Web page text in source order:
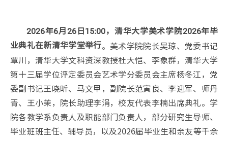
2026年6月26日15:00， 清华大学美术学院2026年毕
业典礼在新清华学堂举行。美术学院院长吴琼、党委书记
覃川，清华大学文科资深教授杜大恺、李象群，清华大学
第十三届学位评定委员会艺术学分委员会主席杨冬江，党
委副书记王晓昕、马文甲，副院长范寅良、李迎军、师丹
青、王小茉，院长助理李涓，校友代表李楠出席典礼。学
院各教学系负责人及职能部门负责人，部分研究生导师、
毕业班班主任、辅导员，以及2026届毕业生和亲友等千余